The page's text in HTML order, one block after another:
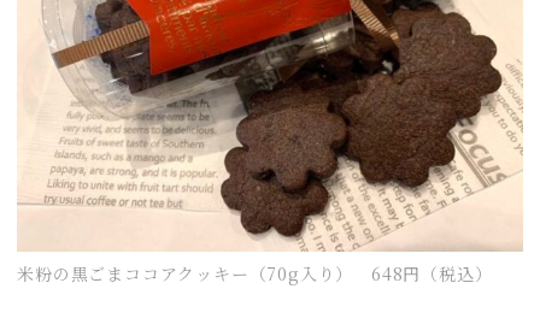
米粉の黒ごまココアクッキー（70g入り） 648円（税込）